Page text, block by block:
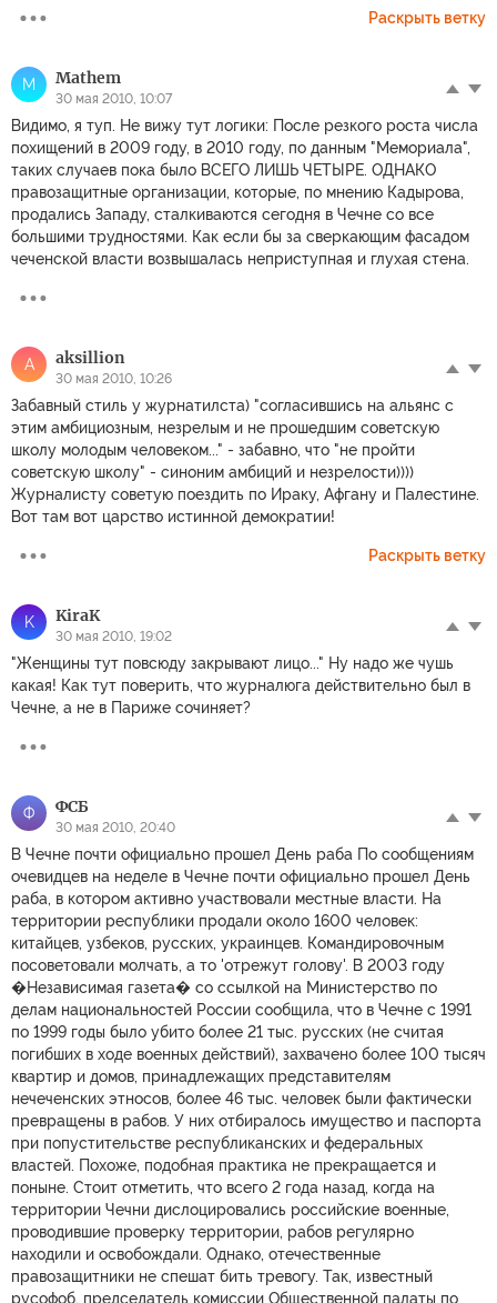
Раскрыть ветку
M Mathem
30 мая 2010, 10:07
Видимо, я туп. Не вижу тут логики: После резкого роста числа
похищений в 2009 году, в 2010 году, по данным "Мемориала",
таких случаев пока было ВСЕГО ЛИШЬ ЧЕТЫРЕ. ОДНАКО
правозащитные организации, которые, по мнению Кадырова,
продались Западу, сталкиваются сегодня в Чечне со все
большими трудностями. Как если бы за сверкающим фасадом
чеченской власти возвышалась неприступная и глухая стена.
A aksillion
30 мая 2010, 10:26
Забавный стиль у журнатилста) "согласившись на альянс с
этим амбициозным, незрелым и не прошедшим советскую
школу молодым человеком..." - забавно, что "не пройти
советскую школу" - синоним амбиций и незрелости))))
Журналисту советую поездить по Ираку, Афгану и Палестине.
Вот там вот царство истинной демократии!
Раскрыть ветку
K KiraK
30 мая 2010, 19:02
"Женщины тут повсюду закрывают лицо..." Ну надо же чушь
какая! Как тут поверить, что журналюга действительно был в
Чечне, а не в Париже сочиняет?
Ф ФСБ
30 мая 2010, 20:40
В Чечне почти официально прошел День раба По сообщениям
очевидцев на неделе в Чечне почти официально прошел День
раба, в котором активно участвовали местные власти. На
территории республики продали около 1600 человек:
китайцев, узбеков, русских, украинцев. Командировочным
посоветовали молчать, а то 'отрежут голову'. В 2003 году
�Независимая газета� со ссылкой на Министерство по
делам национальностей России сообщила, что в Чечне с 1991
по 1999 годы было убито более 21 тыс. русских (не считая
погибших в ходе военных действий), захвачено более 100 тысяч
квартир и домов, принадлежащих представителям
нечеченских этносов, более 46 тыс. человек были фактически
превращены в рабов. У них отбиралось имущество и паспорта
при попустительстве республиканских и федеральных
властей. Похоже, подобная практика не прекращается и
поныне. Стоит отметить, что всего 2 года назад, когда на
территории Чечни дислоцировались российские военные,
проводившие проверку территории, рабов регулярно
находили и освобождали. Однако, отечественные
правозащитники не спешат бить тревогу. Так, известный
русофоб, председатель комиссии Общественной палаты по